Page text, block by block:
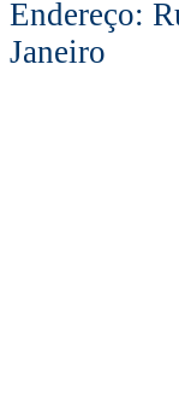
Endereço:
Janeiro